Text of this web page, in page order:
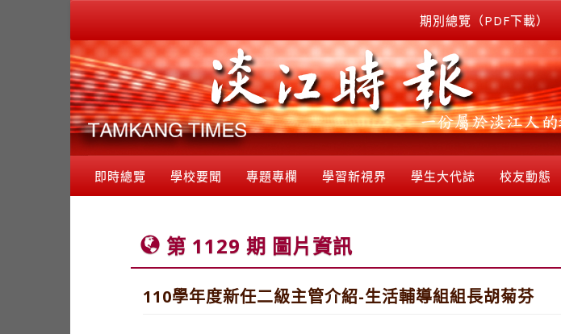
期別總覽（PDF下載）
即時總覽 學校要聞 專題專欄 學習新視界 學生大代誌 校友動態
第 1129 期 圖片資訊
110學年度新任二級主管介紹-生活輔導組組長胡菊芬